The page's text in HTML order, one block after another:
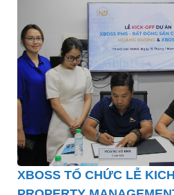
XBOSS TỔ CHỨC LỄ